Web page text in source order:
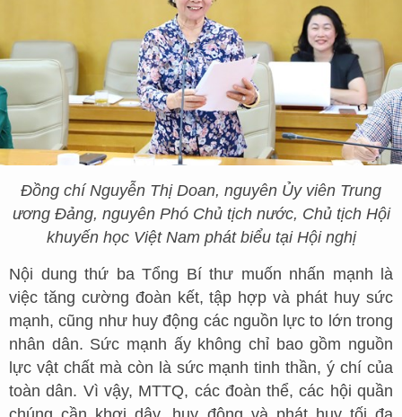
Đồng chí Nguyễn Thị Doan, nguyên Ủy viên Trung
ương Đảng, nguyên Phó Chủ tịch nước, Chủ tịch Hội
khuyến học Việt Nam phát biểu tại Hội nghị
Nội dung thứ ba Tổng Bí thư muốn nhấn mạnh là
việc tăng cường đoàn kết, tập hợp và phát huy sức
mạnh, cũng như huy động các nguồn lực to lớn trong
nhân dân. Sức mạnh ấy không chỉ bao gồm nguồn
lực vật chất mà còn là sức mạnh tinh thần, ý chí của
toàn dân. Vì vậy, MTTQ, các đoàn thể, các hội quần